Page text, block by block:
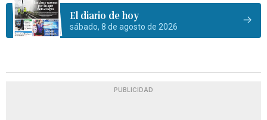
El diario de hoy
sábado, 8 de agosto de 2026
PUBLICIDAD